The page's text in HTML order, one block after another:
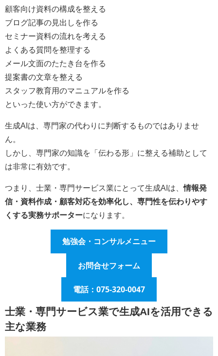
顧客向け資料の構成を整える
ブログ記事の見出しを作る
セミナー資料の流れを考える
よくある質問を整理する
メール文面のたたき台を作る
提案書の文章を整える
スタッフ教育用のマニュアルを作る
といった使い方ができます。
生成AIは、専門家の代わりに判断するものではありませ
ん。
しかし、専門家の知識を「伝わる形」に整える補助として
は非常に有効です。
つまり、士業・専門サービス業にとって生成AIは、情報発
信・資料作成・顧客対応を効率化し、専門性を伝わりやす
くする実務サポーターになります。
勉強会・コンサルメニュー
お問合せフォーム
電話：075-320-0047
士業・専門サービス業で生成AIを活用できる
主な業務